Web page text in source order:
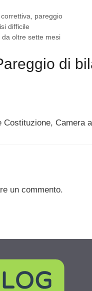
pareggio
difficile
oltre sette mesi
di
Costituzione, Camera
un commento.